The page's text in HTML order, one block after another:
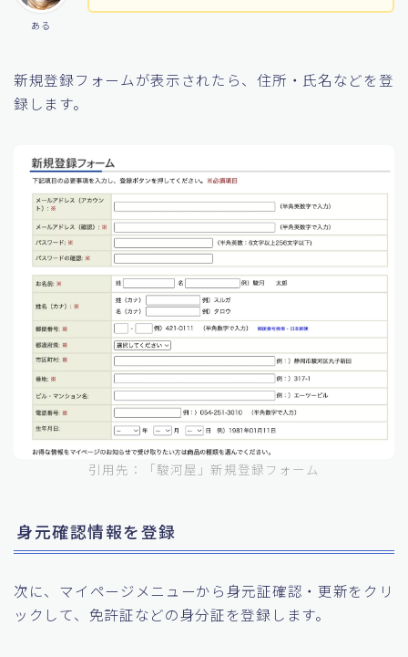
ある
新規登録フォームが表示されたら、住所・氏名などを登
録します。
引用先：「駿河屋」新規登録フォーム
身元確認情報を登録
次に、マイページメニューから身元証確認・更新をクリ
ックして、免許証などの身分証を登録します。